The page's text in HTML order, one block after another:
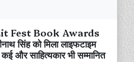
Fest Book Awards
सिंह को मिला लाइफटाइम
और साहित्यकार भी सम्मानित